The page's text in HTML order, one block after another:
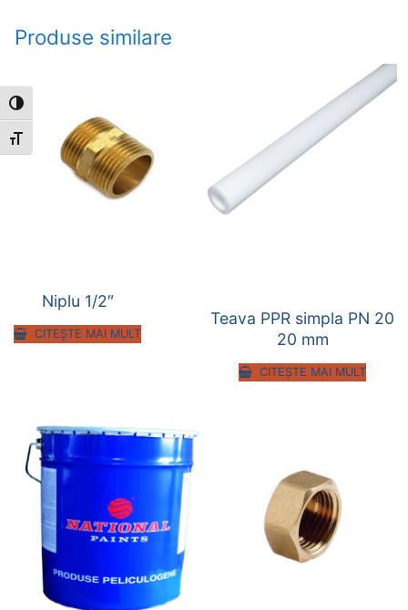
Toggle High Contrast
Toggle Font size
Produse similare
Niplu 1/2″
CITEȘTE MAI MULT
Teava PPR simpla PN 20
20 mm
CITEȘTE MAI MULT